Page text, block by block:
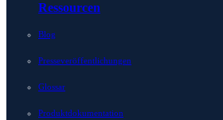
Ressourcen
Blog
Presseveröffentlichungen
Glossar
Produktdokumentation